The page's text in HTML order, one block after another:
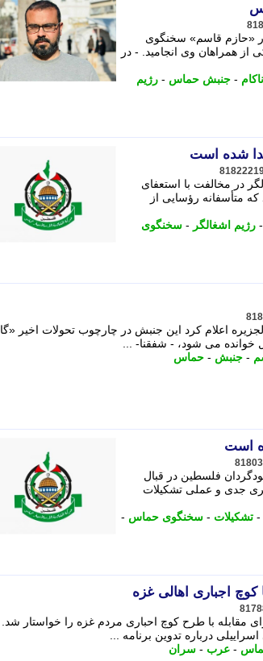
«حازم قاسم» سخنگوی
همراهان وی انجامید. - در
ناکام - جنبش حماس - رژیم
شده است
در مخالفت با استعفای
متأسفانه رؤسایی از
- رژیم اشغالگر - سخنگوی
اعلام کرد این جنبش در چارچوب تحولات اخیر
خوانده می شود، - شفقنا- ...
- جنبش - حماس
است
فلسطین در قبال
جدی و عملی تشکیلات
- تشکیلات - سخنگوی حماس -
اجباری اهالی غزه
با طرح کوچ احباری مردم غزه را خواستار
درباره تدوین برنامه ...
- عرب - سران